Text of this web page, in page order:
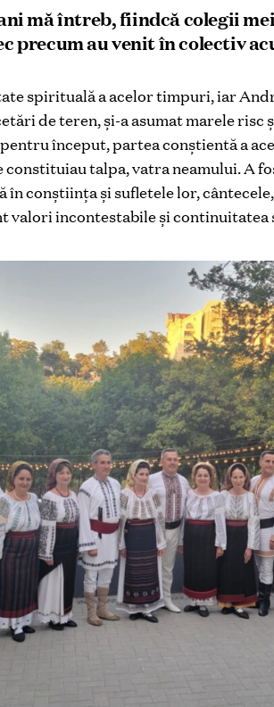
mă întreb, fiindcă colegii
precum au venit în colectiv
spirituală a acelor timpuri, iar
de teren, și-a asumat marele risc
început, partea conștientă a
talpa, vatra neamului. A
în conștiința și sufletele lor,
valori incontestabile și